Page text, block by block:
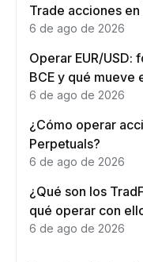
Trade acciones
6 de ago de 2026
Operar EUR/
BCE y qué mueve
6 de ago de 2026
¿Cómo operar
Perpetuals?
6 de ago de 2026
¿Qué son los
qué operar con
6 de ago de 2026